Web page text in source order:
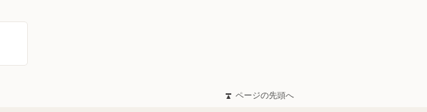
ページの先頭へ